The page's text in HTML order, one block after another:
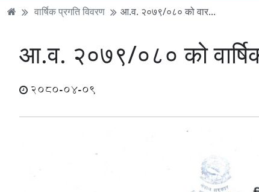
वार्षिक प्रगति विवरण आ.व. २०७९/०८० को वार...
आ.व. २०७९/०८० को
2080-04-09